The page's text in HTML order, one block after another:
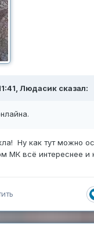
Людасик сказал:
Ну как тут можно
МК всё интереснее и